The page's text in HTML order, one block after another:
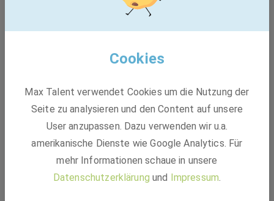
Fachkraft (m/w/d) Arbeitssicherheit
Festanstellung
Pfungstadt, Freilassing, Velden +1 weitere
Cookies
Max Talent verwendet Cookies um die Nutzung der
Seite zu analysieren und den Content auf unsere
User anzupassen. Dazu verwenden wir u.a.
amerikanische Dienste wie Google Analytics. Für
mehr Informationen schaue in unsere
Datenschutzerklärung und Impressum.